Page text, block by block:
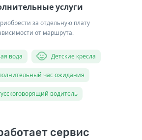
услуги
за отдельную плату
от маршрута.
вода Детские кресла
час ожидания
водитель
сервис